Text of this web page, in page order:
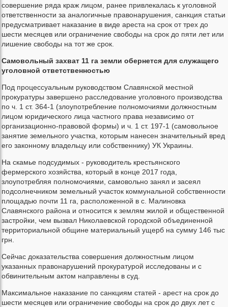
совершение ряда краж лицом, ранее привлекалась к уголовной
ответственности за аналогичные правонарушения, санкция статьи
предусматривает наказание в виде ареста на срок от трех до
шести месяцев или ограничение свободы на срок до пяти лет или
лишение свободы на тот же срок.
Самовольный захват 11 га земли обернется для служащего
уголовной ответственностью
Под процессуальным руководством Славянской местной
прокуратуры завершено расследование уголовного производства
по ч. 1 ст. 364-1 (злоупотребление полномочиями должностным
лицом юридического лица частного права независимо от
организационно-правовой формы) и ч. 1 ст. 197-1 (самовольное
занятие земельного участка, которым нанесен значительный вред
его законному владельцу или собственнику) УК Украины.
На скамье подсудимых - руководитель крестьянского
фермерского хозяйства, который в конце 2017 года,
злоупотребляя полномочиями, самовольно занял и засеял
подсолнечником земельный участок коммунальной собственности
площадью почти 11 га, расположенной в с. Малиновка
Славянского района и относится к землям жилой и общественной
застройки, чем вызвал Николаевской городской объединенной
территориальной общине материальный ущерб на сумму 146 тыс
грн.
Сейчас доказательства совершения должностным лицом
указанных правонарушений прокуратурой исследованы и с
обвинительным актом направлены в суд.
Максимальное наказание по санкциям статей - арест на срок до
шести месяцев или ограничение свободы на срок до двух лет с